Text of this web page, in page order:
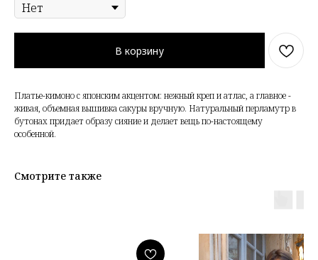
В корзину
Платье-кимоно с японским акцентом: нежный креп и атлас, а главное -
живая, объемная вышивка сакуры вручную. Натуральный перламутр в
бутонах придает образу сияние и делает вещь по-настоящему
особенной.
Смотрите также